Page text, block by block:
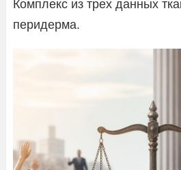
Комплекс из трех данных
перидерма.